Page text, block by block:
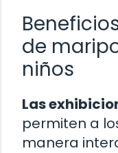
de
niños
Las
permiten a
manera